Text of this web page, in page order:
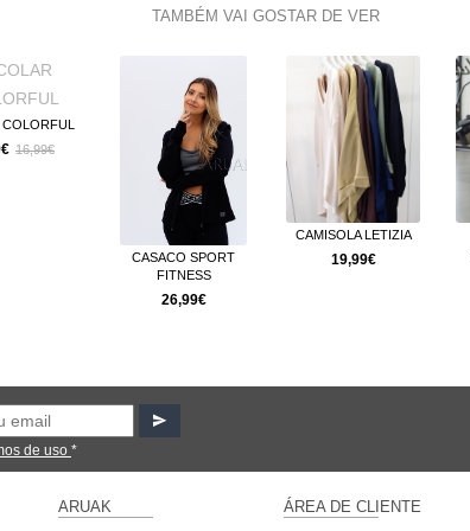
TAMBÉM VAI GOSTAR DE VER
16,99€
CASACO SPORT
FITNESS
26,99€
CAMISOLA LETIZIA
19,99€
de uso *
ARUAK
ÁREA DE CLIENTE